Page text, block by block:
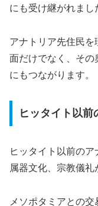
にも受け継がれまし
アナトリア先住民
面だけでなく、その
にもつながります。
ヒッタイト以前
ヒッタイト以前の
属器文化、宗教儀礼
メソポタミアとの